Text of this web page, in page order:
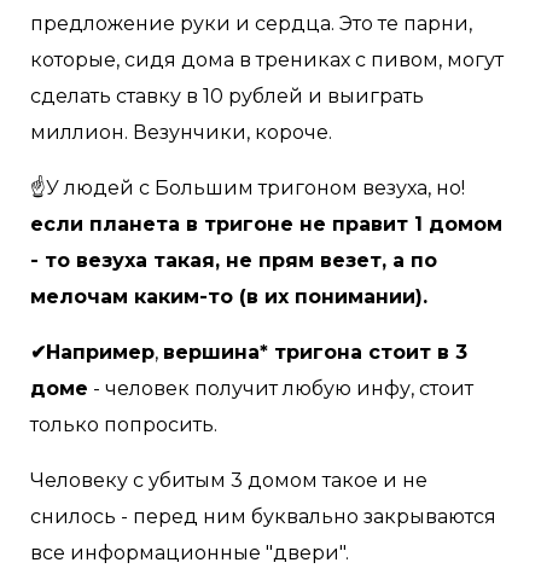
предложение руки и сердца. Это те парни,
которые, сидя дома в трениках с пивом, могут
сделать ставку в 10 рублей и выиграть
миллион. Везунчики, короче.
☝У людей с Большим тригоном везуха, но!
если планета в тригоне не правит 1 домом
- то везуха такая, не прям везет, а по
мелочам каким-то (в их понимании).
✔Например, вершина* тригона стоит в 3
доме - человек получит любую инфу, стоит
только попросить.
Человеку с убитым 3 домом такое и не
снилось - перед ним буквально закрываются
все информационные "двери".